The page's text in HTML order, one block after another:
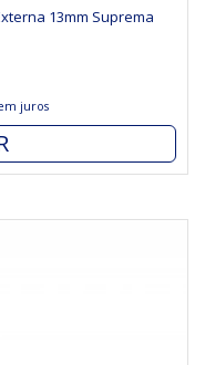
13mm Suprema
juros